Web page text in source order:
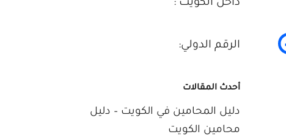
داخل الكويت :
الرقم الدولي:
أحدث المقالات
دليل المحامين في الكويت – دليل
محامين الكويت